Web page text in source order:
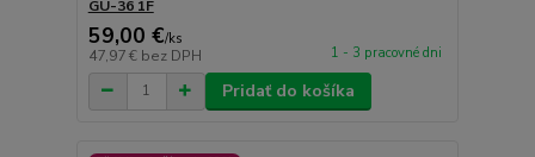
GU-36 1F
59,00 €/ks
47,97 € bez DPH 1 - 3 pracovné dni
Pridať do košíka